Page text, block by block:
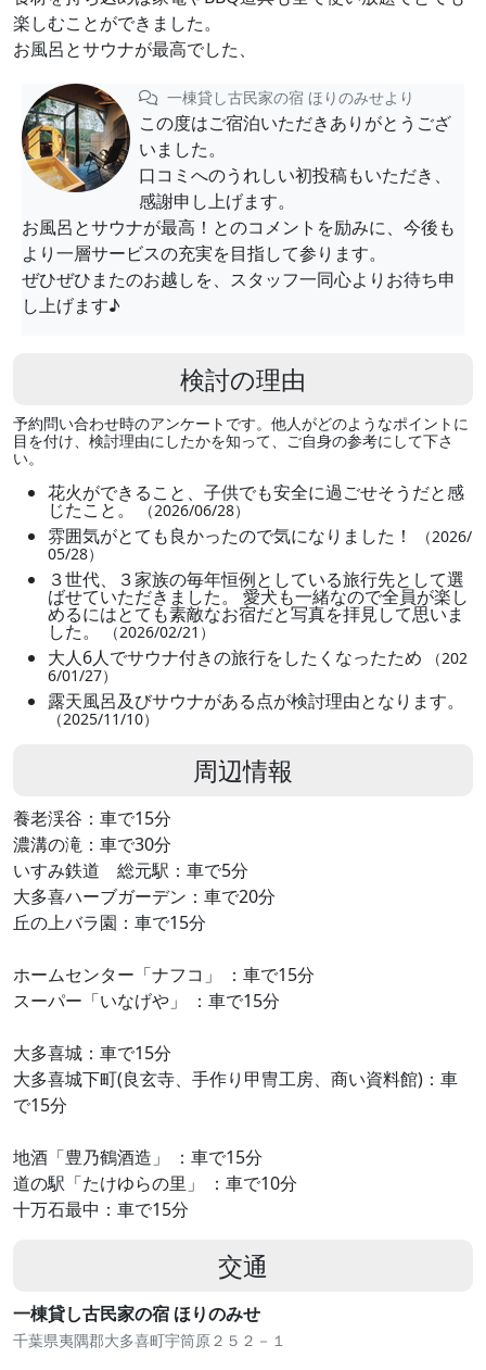
楽しむことができました。
お風呂とサウナが最高でした、
一棟貸し古民家の宿 ほりのみせより
この度はご宿泊いただきありがとうござ
いました。
口コミへのうれしい初投稿もいただき、
感謝申し上げます。
お風呂とサウナが最高！とのコメントを励みに、今後も
より一層サービスの充実を目指して参ります。
ぜひぜひまたのお越しを、スタッフ一同心よりお待ち申
し上げます♪
検討の理由
予約問い合わせ時のアンケートです。他人がどのようなポイントに
目を付け、検討理由にしたかを知って、ご自身の参考にして下さ
い。
花火ができること、子供でも安全に過ごせそうだと感
じたこと。 （2026/06/28）
雰囲気がとても良かったので気になりました！
（2026/
05/28）
３世代、３家族の毎年恒例としている旅行先として選
ばせていただきました。 愛犬も一緒なので全員が楽し
めるにはとても素敵なお宿だと写真を拝見して思いま
した。 （2026/02/21）
大人6人でサウナ付きの旅行をしたくなったため
（202
6/01/27）
露天風呂及びサウナがある点が検討理由となります。
（2025/11/10）
周辺情報
養老渓谷：車で15分
濃溝の滝：車で30分
いすみ鉄道 総元駅：車で5分
大多喜ハーブガーデン：車で20分
丘の上バラ園：車で15分
ホームセンター「ナフコ」 ：車で15分
スーパー「いなげや」 ：車で15分
大多喜城：車で15分
大多喜城下町(良玄寺、手作り甲冑工房、商い資料館)：車
で15分
地酒「豊乃鶴酒造」 ：車で15分
道の駅「たけゆらの里」 ：車で10分
十万石最中：車で15分
交通
一棟貸し古民家の宿 ほりのみせ
千葉県夷隅郡大多喜町宇筒原２５２－１